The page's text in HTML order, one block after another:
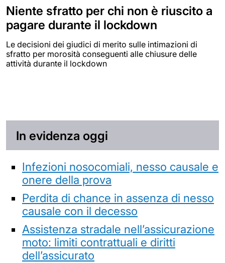
Niente sfratto per chi non è riuscito a
pagare durante il lockdown
Le decisioni dei giudici di merito sulle intimazioni di
sfratto per morosità conseguenti alle chiusure delle
attività durante il lockdown
In evidenza oggi
Infezioni nosocomiali, nesso causale e
onere della prova
Perdita di chance in assenza di nesso
causale con il decesso
Assistenza stradale nell’assicurazione
moto: limiti contrattuali e diritti
dell’assicurato